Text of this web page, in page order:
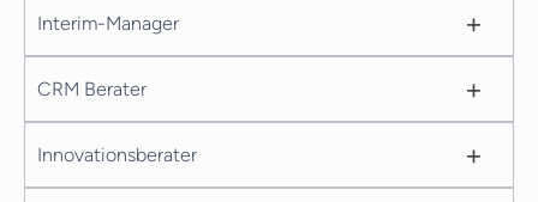
Interim-Manager +
CRM Berater +
Innovationsberater +